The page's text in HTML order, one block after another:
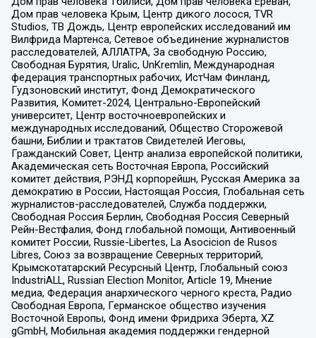
Дом прав человека Крым, Центр дикого лосося, TVR
Studios, ТВ Дождь, Центр европейских исследований им
Вилфрида Мартенса, Сетевое объединение журналистов
расследователей, АЛЛАТРА, За свободную Россию,
Свободная Бурятия, Uralic, UnKremlin, Международная
федерация транспортных рабочих, ИстЧам Финланд,
Гудзоновский институт, Фонд Демократического
Развития, Комитет-2024, Центрально-Европейский
университет, Центр восточноевропейских и
международных исследований, Общество Сторожевой
башни, Библии и трактатов Свидетелей Иеговы,
Гражданский Совет, Центр анализа европейской политики,
Академическая сеть Восточная Европа, Российский
комитет действия, РЭНД корпорейшн, Русская Америка за
демократию в России, Настоящая Россия, Глобальная сеть
журналистов-расследователей, Служба поддержки,
Свободная Россия Берлин, Свободная Россия Северный
Рейн-Вестфалия, Фонд глобальной помощи, Антивоенный
комитет России, Russie-Libertes, La Asocicion de Rusos
Libres, Союз за возвращение Северных территорий,
Крымскотатарский Ресурсный Центр, Глобальный союз
IndustriALL, Russian Election Monitor, Article 19, Мнение
медиа, Федерация анархического черного креста, Радио
Свободная Европа, Германское общество изучения
Восточной Европы, Фонд имени Фридриха Эберта, XZ
gGmbH, Мобильная академия поддержки гендерной